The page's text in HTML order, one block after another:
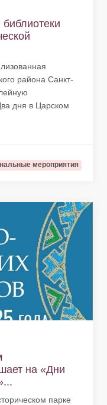
района Санкт-
дня в Царском
мероприятия
на «Дни
парке